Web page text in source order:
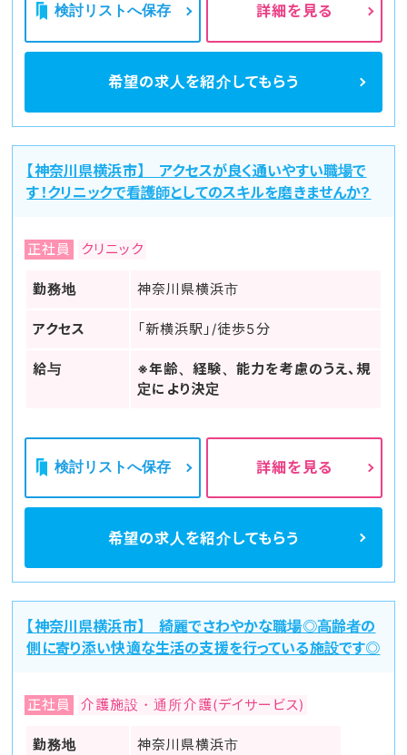
検討リストへ保存 詳細を見る
希望の求人を紹介してもらう
【神奈川県横浜市】 アクセスが良く通いやすい職場で
す！クリニックで看護師としてのスキルを磨きませんか？
正社員 クリニック
勤務地 神奈川県横浜市
アクセス 「新横浜駅」/徒歩5分
給与
※年齢、経験、能力を考慮のうえ、規
定により決定
検討リストへ保存 詳細を見る
希望の求人を紹介してもらう
【神奈川県横浜市】 綺麗でさわやかな職場◎高齢者の
側に寄り添い快適な生活の支援を行っている施設です◎
正社員 介護施設・通所介護(デイサービス)
勤務地 神奈川県横浜市